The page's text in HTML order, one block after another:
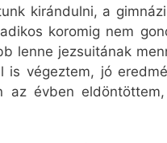
kirándulni, a
koromig nem
lenne jezsuitának
végeztem, jó
az évben